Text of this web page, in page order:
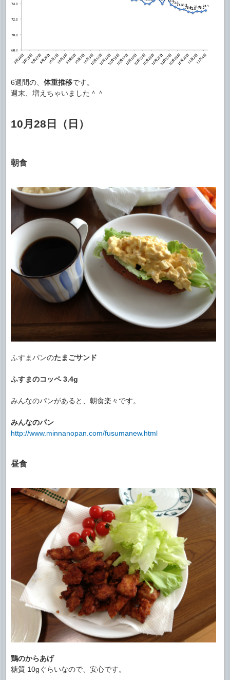
6週間の、 体重推移です。
週末、増えちゃいました＾＾
10月28日（日）
朝食
ふすまパンのたまごサンド
ふすまのコッペ 3.4g
みんなのパンがあると、朝食楽々です。
みんなのパン
http://www.minnanopan.com/fusumanew.html
昼食
鶏のからあげ
糖質 10gぐらいなので、安心です。